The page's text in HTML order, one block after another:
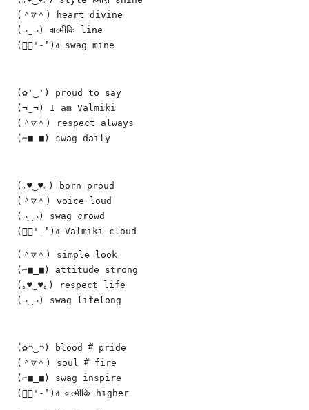
(＾▽＾) heart divine
(¬‿¬) वाल्मीकि line
(ง︡'-'︠)ง swag mine
(✿❛‿❛) proud to say
(¬‿¬) I am Valmiki
(＾▽＾) respect always
(⌐■_■) swag daily
(｡♥‿♥｡) born proud
(＾▽＾) voice loud
(¬‿¬) swag crowd
(ง︡'-'︠)ง Valmiki cloud
(＾▽＾) simple look
(⌐■_■) attitude strong
(｡♥‿♥｡) respect life
(¬‿¬) swag lifelong
(✿◠‿◠) blood में pride
(＾▽＾) soul में fire
(⌐■_■) swag inspire
(ง︡'-'︠)ง वाल्मीकि higher